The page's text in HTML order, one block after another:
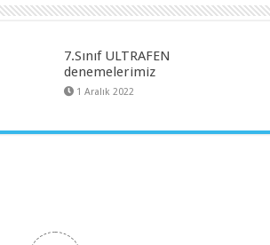
7.Sınıf ULTRAFEN
denemelerimiz
1 Aralık 2022